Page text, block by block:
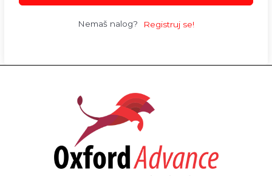
Nemaš nalog? Registruj se!